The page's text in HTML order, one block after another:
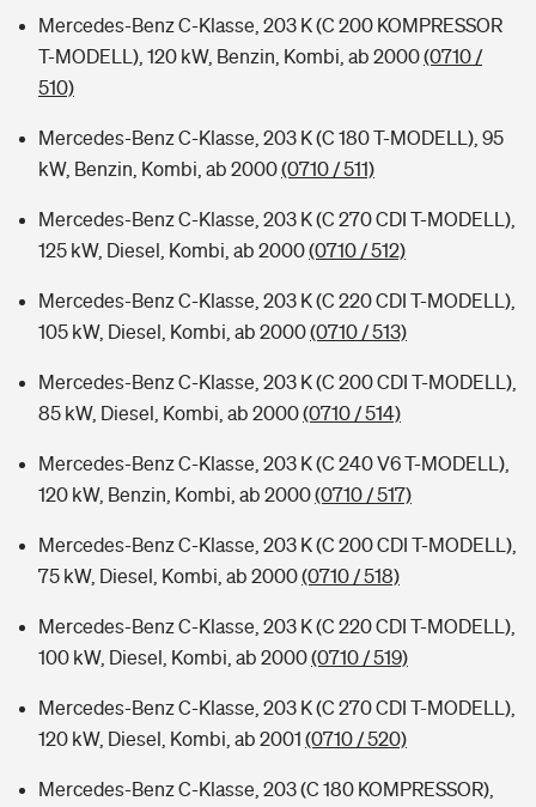
Mercedes-Benz C-Klasse, 203 K (C 200 KOMPRESSOR
T-MODELL), 120 kW, Benzin, Kombi, ab 2000(0710 /
510)
Mercedes-Benz C-Klasse, 203 K (C 180 T-MODELL), 95
kW, Benzin, Kombi, ab 2000(0710 / 511)
Mercedes-Benz C-Klasse, 203 K (C 270 CDI T-MODELL),
125 kW, Diesel, Kombi, ab 2000(0710 / 512)
Mercedes-Benz C-Klasse, 203 K (C 220 CDI T-MODELL),
105 kW, Diesel, Kombi, ab 2000(0710 / 513)
Mercedes-Benz C-Klasse, 203 K (C 200 CDI T-MODELL),
85 kW, Diesel, Kombi, ab 2000(0710 / 514)
Mercedes-Benz C-Klasse, 203 K (C 240 V6 T-MODELL),
120 kW, Benzin, Kombi, ab 2000(0710 / 517)
Mercedes-Benz C-Klasse, 203 K (C 200 CDI T-MODELL),
75 kW, Diesel, Kombi, ab 2000(0710 / 518)
Mercedes-Benz C-Klasse, 203 K (C 220 CDI T-MODELL),
100 kW, Diesel, Kombi, ab 2000(0710 / 519)
Mercedes-Benz C-Klasse, 203 K (C 270 CDI T-MODELL),
120 kW, Diesel, Kombi, ab 2001 (0710 / 520)
Mercedes-Benz C-Klasse, 203 (C 180 KOMPRESSOR),